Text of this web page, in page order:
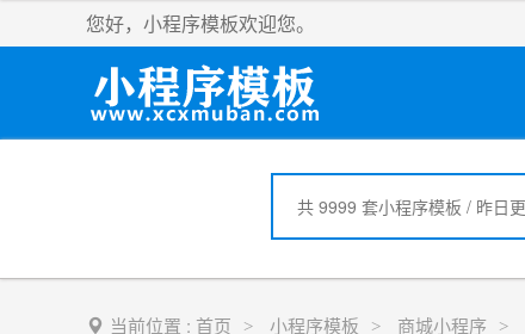
您好，小程序模板欢迎您。
当前位置 : 首页 > 小程序模板 > 商城小程序 >